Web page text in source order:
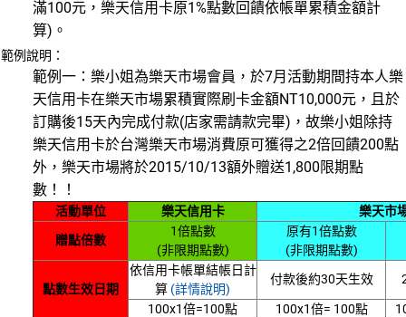
滿100元，樂天信用卡原1%點數回饋依帳單累積金額計
算)。
範例說明：
範例一：樂小姐為樂天市場會員，於7月活動期間持本人樂
天信用卡在樂天市場累積實際刷卡金額NT10,000元，且於
訂購後15天內完成付款(店家需請款完畢)，故樂小姐除持
樂天信用卡於台灣樂天市場消費原可獲得之2倍回饋200點
外，樂天市場將於2015/10/13額外贈送1,800限期點
數！！
活動單位 樂天信用卡
樂天市
贈點倍數
1倍點數
(非限期點數)
原有1倍點數
(非限期點數)
點數生效日期
依信用卡帳單結帳日計
算 (詳情說明)
付款後約30天生效
100x1倍=100點 100x1倍= 100點